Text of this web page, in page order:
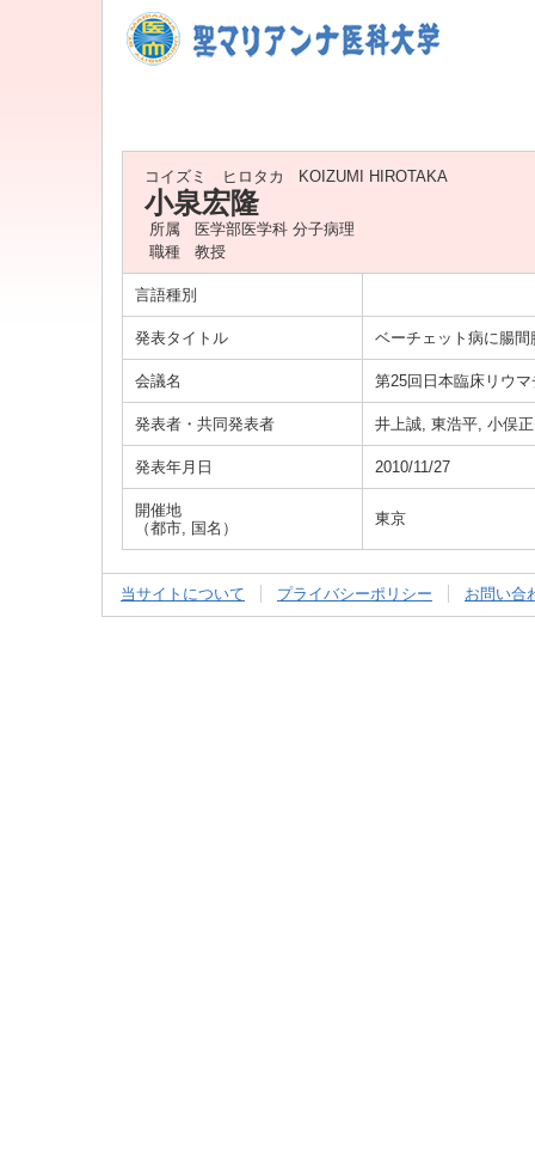
コイズミ ヒロタカ KOIZUMI HIROTAKA
小泉宏隆
所属
医学部医学科 分子病理
職種
教授
言語種別
発表タイトル ベーチェット病に腸
会議名 第25回日本臨床リウ
発表者・共同発表者 井上誠, 東浩平, 小俣
発表年月日 2010/11/27
開催地
（都市, 国名）
東京
当サイトについて プライバシーポリシー お問い合